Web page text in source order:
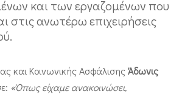
και των εργαζομένων που
στις ανωτέρω επιχειρήσεις
και Κοινωνικής ΑσφάλισηςΆδωνις
«Όπως είχαμε ανακοινώσει,